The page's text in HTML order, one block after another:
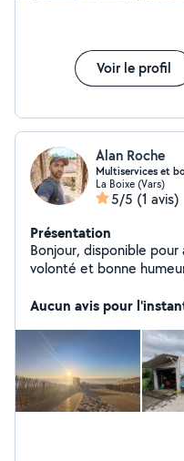
Voir le profil
Alan Roche
Multiservices et
La Boixe (Vars)
5/5 (1 avis)
Présentation
Bonjour, disponible
volonté et bonne
meubles ou
ou immoblier. Je peux également sous condition et
suivant disponibilité
relaxant.
Aucun avis pour